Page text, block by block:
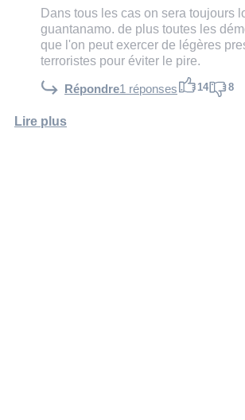
Dans tous les cas on sera toujours
guantanamo. de plus toutes les
que l'on peut exercer de légères
terroristes pour éviter le pire.
Répondre1 réponses 14 8
Lire plus